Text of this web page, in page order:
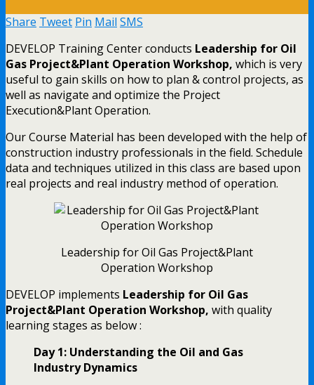
Share Tweet Pin Mail SMS
DEVELOP Training Center conducts Leadership for Oil
Gas Project&Plant Operation Workshop, which is very
useful to gain skills on how to plan & control projects, as
well as navigate and optimize the Project
Execution&Plant Operation.
Our Course Material has been developed with the help of
construction industry professionals in the field. Schedule
data and techniques utilized in this class are based upon
real projects and real industry method of operation.
Leadership for Oil Gas Project&Plant
Operation Workshop
DEVELOP implements Leadership for Oil Gas
Project&Plant Operation Workshop, with quality
learning stages as below :
Day 1: Understanding the Oil and Gas
Industry Dynamics